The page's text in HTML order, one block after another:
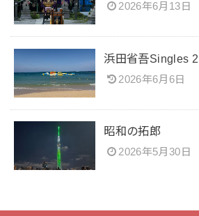
2026年6月13日
浜田省吾Singles 2
2026年6月6日
昭和の拓郎
2026年5月30日